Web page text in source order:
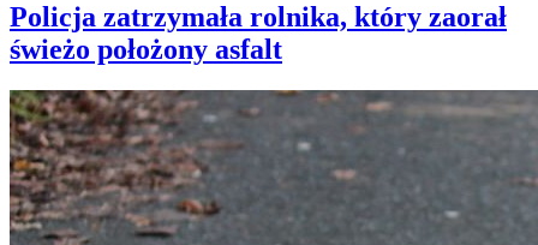
Policja zatrzymała rolnika, który zaorał
świeżo położony asfalt